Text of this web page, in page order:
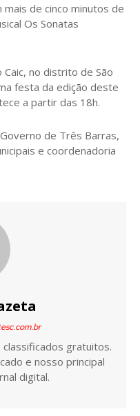
de cinco minutos de
Os Sonatas
no distrito de São
festa da edição deste
a partir das 18h.
de Três Barras,
e coordenadoria
gratuitos.
e nosso principal
digital.